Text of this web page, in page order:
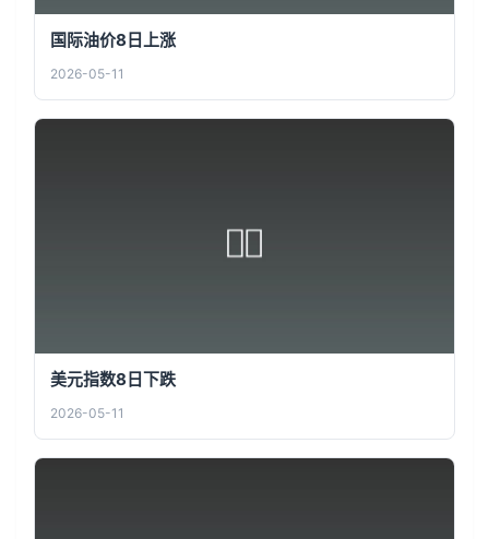
国际油价8日上涨
2026-05-11
美元指数8日下跌
2026-05-11